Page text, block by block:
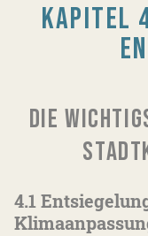
KAPITEL
DIE
4.1